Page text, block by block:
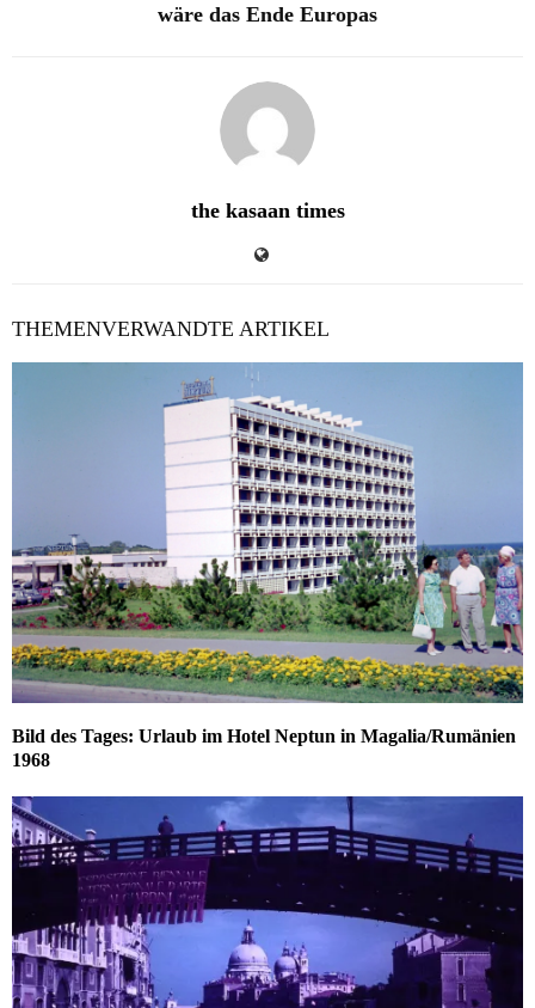
wäre das Ende Europas
the kasaan times
THEMENVERWANDTE ARTIKEL
Bild des Tages: Urlaub im Hotel Neptun in Magalia/Rumänien
1968